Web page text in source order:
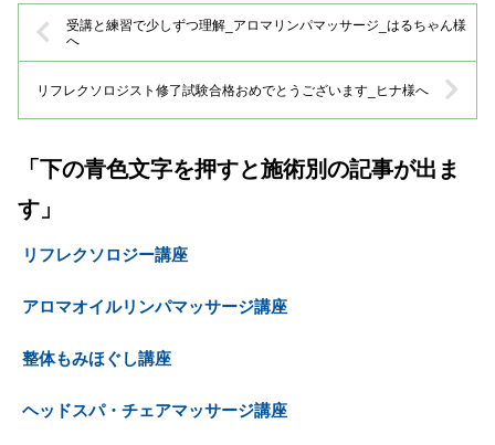
受講と練習で少しずつ理解_アロマリンパマッサージ_はるちゃん様
へ
リフレクソロジスト修了試験合格おめでとうございます_ヒナ様へ
「下の青色文字を押すと施術別の記事が出ま
す」
リフレクソロジー講座
アロマオイルリンパマッサージ講座
整体もみほぐし講座
ヘッドスパ・チェアマッサージ講座